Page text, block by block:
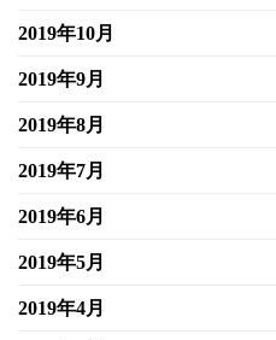
2019年10月
2019年9月
2019年8月
2019年7月
2019年6月
2019年5月
2019年4月